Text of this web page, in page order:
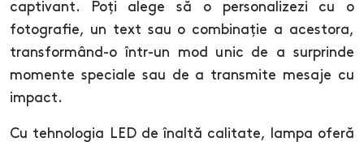
captivant. Poți alege să o personalizezi cu o
fotografie, un text sau o combinație a acestora,
transformând-o într-un mod unic de a surprinde
momente speciale sau de a transmite mesaje cu
impact.
Cu tehnologia LED de înaltă calitate, lampa oferă